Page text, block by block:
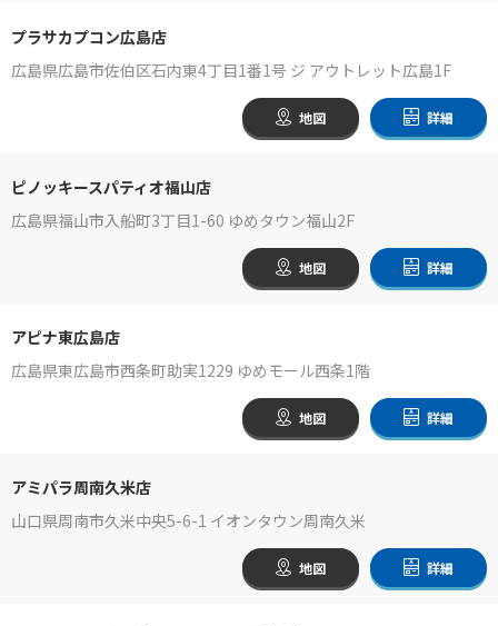
プラサカプコン広島店
広島県広島市佐伯区石内東4丁目1番1号 ジ アウトレット広島1F
地図 詳細
ピノッキースパティオ福山店
広島県福山市入船町3丁目1-60 ゆめタウン福山2F
地図 詳細
アピナ東広島店
広島県東広島市西条町助実1229 ゆめモール西条1階
地図 詳細
アミパラ周南久米店
山口県周南市久米中央5-6-1 イオンタウン周南久米
地図 詳細